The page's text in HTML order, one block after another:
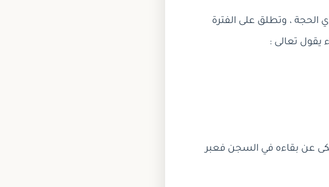
الحجة ، وتطلق على الفترة
يقول تعالى :
حكى عن بقاءه في السجن فعبر